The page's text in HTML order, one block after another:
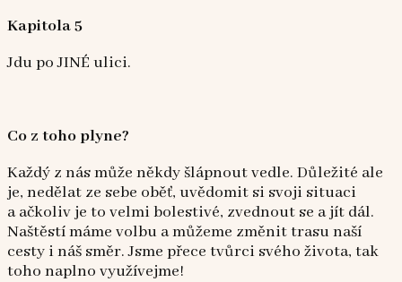
Kapitola 5
Jdu po JINÉ ulici.
Co z toho plyne?
Každý z nás může někdy šlápnout vedle. Důležité ale
je, nedělat ze sebe oběť, uvědomit si svoji situaci
a ačkoliv je to velmi bolestivé, zvednout se a jít dál.
Naštěstí máme volbu a můžeme změnit trasu naší
cesty i náš směr. Jsme přece tvůrci svého života, tak
toho naplno využívejme!